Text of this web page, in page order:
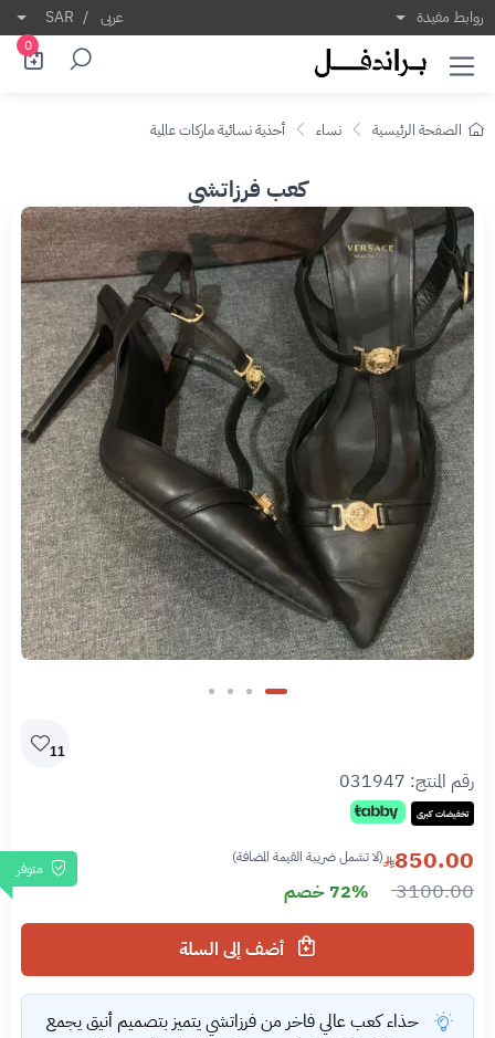
روابط مفيدة عربى /
SAR
0
الصفحة الرئيسية نساء أحذية نسائية ماركات عالمية
كعب فرزاتشي
11
رقم المنتج: 031947
تخفيضات كبرى
متوفر 850.00 (لا تشمل ضريبة القيمة المضافة)
3100.00 72% خصم
حذاء كعب عالي فاخر من فرزاتشي يتميز بتصميم أنيق يجمع